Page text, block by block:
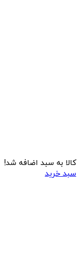
کالا به سبد اضافه شد!
سبد خرید